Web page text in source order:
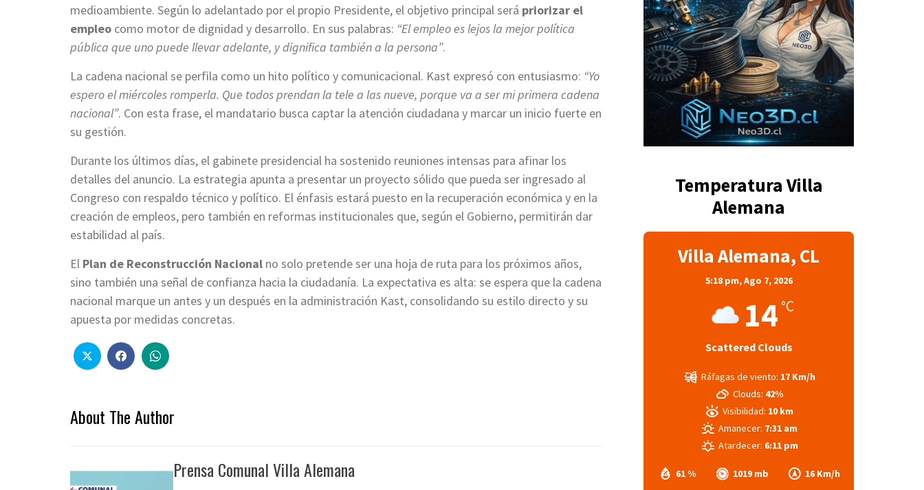
medioambiente. Según lo adelantado por el propio Presidente, el objetivo principal será priorizar el
empleo como motor de dignidad y desarrollo. En sus palabras: “El empleo es lejos la mejor política
pública que uno puede llevar adelante, y dignifica también a la persona”.
La cadena nacional se perfila como un hito político y comunicacional. Kast expresó con entusiasmo: “Yo
espero el miércoles romperla. Que todos prendan la tele a las nueve, porque va a ser mi primera cadena
nacional”. Con esta frase, el mandatario busca captar la atención ciudadana y marcar un inicio fuerte en
su gestión.
Durante los últimos días, el gabinete presidencial ha sostenido reuniones intensas para afinar los
detalles del anuncio. La estrategia apunta a presentar un proyecto sólido que pueda ser ingresado al
Congreso con respaldo técnico y político. El énfasis estará puesto en la recuperación económica y en la
creación de empleos, pero también en reformas institucionales que, según el Gobierno, permitirán dar
estabilidad al país.
El Plan de Reconstrucción Nacional no solo pretende ser una hoja de ruta para los próximos años,
sino también una señal de confianza hacia la ciudadanía. La expectativa es alta: se espera que la cadena
nacional marque un antes y un después en la administración Kast, consolidando su estilo directo y su
apuesta por medidas concretas.
About The Author
Prensa Comunal Villa Alemana
Temperatura Villa
Alemana
Villa Alemana, CL
5:18 pm,Ago 7, 2026
14 °C
Scattered Clouds
61 % 1019 mb 16 Km/h
Ráfagas de viento: 17 Km/h
Clouds: 42%
Visibilidad: 10 km
Amanecer: 7:31 am
Atardecer: 6:11 pm